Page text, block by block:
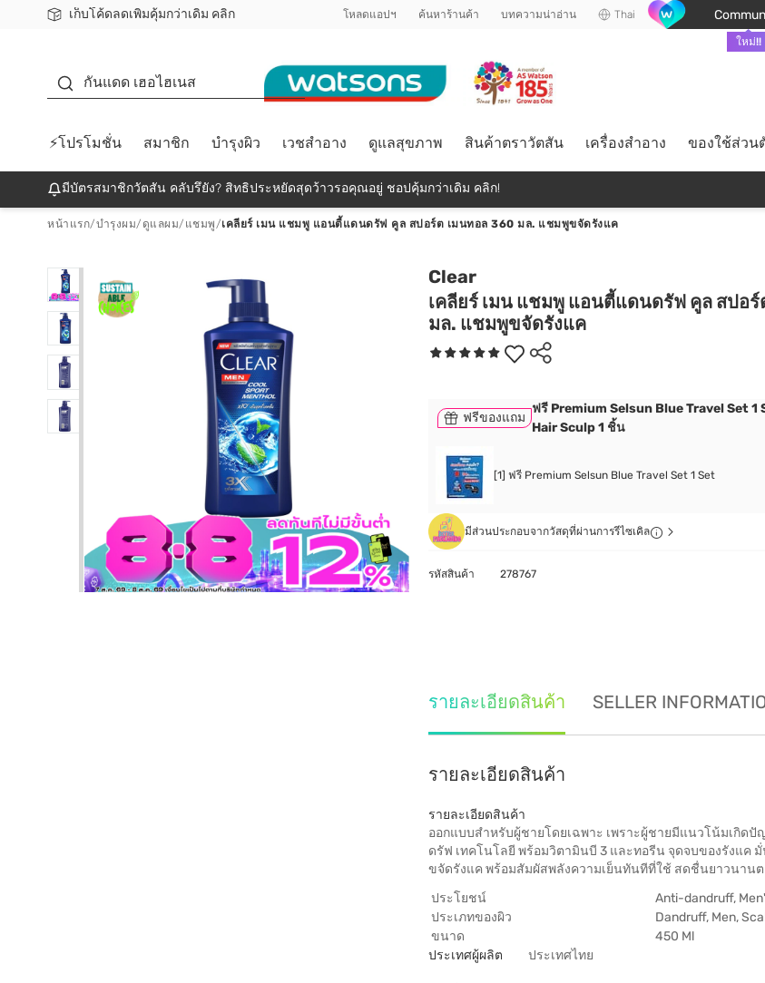
เก็บโค้ดลดเพิ่มคุ้มกว่าเดิม คลิก
ชอปออนไลน์ครั้งแรก ลดเพิ่มจุก ๆ 10%! 🎉
📦ส่งฟรี! เมื่อชอป 499฿
สมาชิกวัตสัน คลับดียังไง? โหลดแอปฯ ค้นหาร้านค้า บทความน่าอ่าน Thai
ใหม่!!
กันแดด เฮอไฮเนส
⚡โปรโมชั่น สมาชิก บำรุงผิว เวชสำอาง ดูแลสุขภาพ สินค้าตราวัตสัน เครื่องสำอาง ของใช้ส่วน
มีบัตรสมาชิกวัตสัน คลับรึยัง? สิทธิประหยัดสุดว้าวรอคุณอยู่ ชอปคุ้มกว่าเดิม คลิก!
หน้าแรก/บำรุงผม/ ดูแลผม/ แชมพู/เคลียร์ เมน แชมพู แอนตี้แดนดรัฟ คูล สปอร์ต เมนทอล 360 มล. แชมพูขจัดรังแค
Clear
เคลียร์ เมน แชมพู แอนตี้แดนดรัฟ คูล สปอ
มล. แชมพูขจัดรังแค
ฟรีของแถม
ฟรี Premium Selsun Blue Travel Set 1
Hair Sculp 1 ชิ้น
[1] ฟรี Premium Selsun Blue Travel Set 1 Set
มีส่วนประกอบจากวัสดุที่ผ่านการรีไซเคิล
รหัสสินค้า 278767
รายละเอียดสินค้า SELLER
รายละเอียดสินค้า
รายละเอียดสินค้า
ออกแบบสำหรับผู้ชายโดยเฉพาะ เพราะผู้ชายมีแนวโน้มเกิด
ดรัฟ เทคโนโลยี พร้อมวิตามินบี 3 และทอรีน จุดจบของรังแค
ขจัดรังแค พร้อมสัมผัสพลังความเย็นทันทีที่ใช้ สดชื่นยาวนาน
ประโยชน์
Anti-dandruff,
ประเภทของผิว
Dandruff, Men,
ขนาด
450 Ml
ประเทศผู้ผลิต
ประเทศไทย